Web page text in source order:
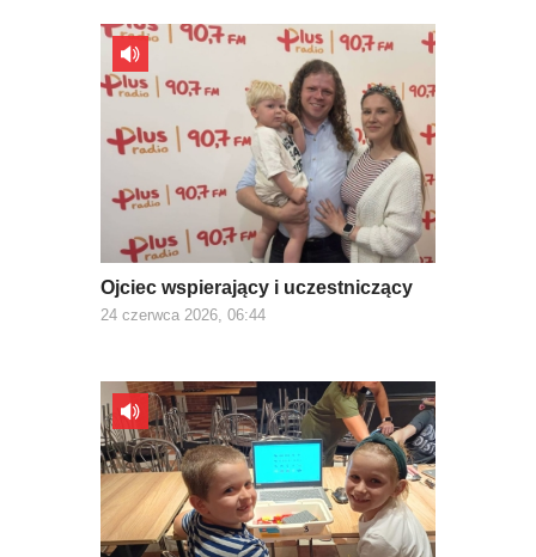
Ojciec wspierający i uczestniczący
24 czerwca 2026, 06:44